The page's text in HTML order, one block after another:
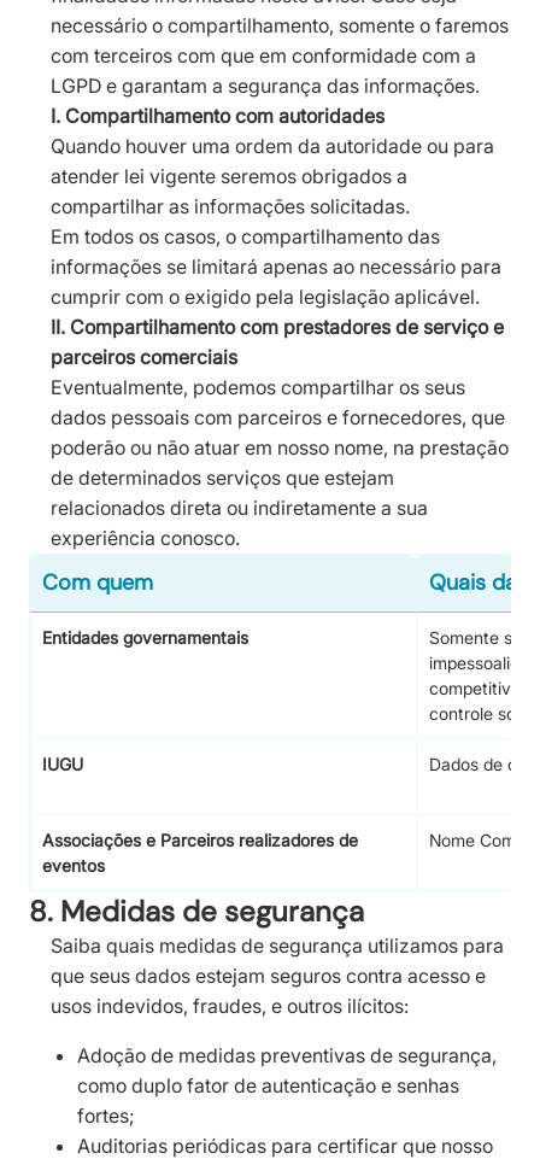
necessário o compartilhamento, somente o faremos
com terceiros com que em conformidade com a
LGPD e garantam a segurança das informações.
I. Compartilhamento com autoridades
Quando houver uma ordem da autoridade ou para
atender lei vigente seremos obrigados a
compartilhar as informações solicitadas.
Em todos os casos, o compartilhamento das
informações se limitará apenas ao necessário para
cumprir com o exigido pela legislação aplicável.
II. Compartilhamento com prestadores de serviço e
parceiros comerciais
Eventualmente, podemos compartilhar os seus
dados pessoais com parceiros e fornecedores, que
poderão ou não atuar em nosso nome, na prestação
de determinados serviços que estejam
relacionados direta ou indiretamente a sua
experiência conosco.
Com quem Quais
Entidades governamentais
Somente
controle
IUGU Dados de
Associações e Parceiros realizadores de
eventos
Nome
8. Medidas de segurança
Saiba quais medidas de segurança utilizamos para
que seus dados estejam seguros contra acesso e
usos indevidos, fraudes, e outros ilícitos:
Adoção de medidas preventivas de segurança,
como duplo fator de autenticação e senhas
fortes;
Auditorias periódicas para certificar que nosso